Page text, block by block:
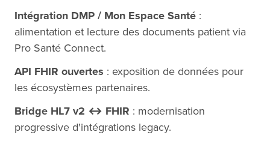
Intégration DMP / Mon Espace Santé :
alimentation et lecture des documents patient via
Pro Santé Connect.
API FHIR ouvertes : exposition de données pour
les écosystèmes partenaires.
Bridge HL7 v2 ↔ FHIR : modernisation
progressive d'intégrations legacy.